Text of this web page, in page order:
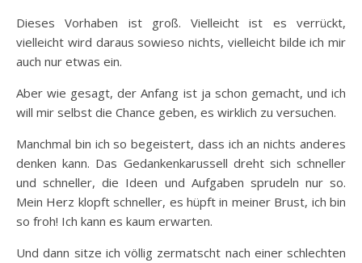
Dieses Vorhaben ist groß. Vielleicht ist es verrückt,
vielleicht wird daraus sowieso nichts, vielleicht bilde ich mir
auch nur etwas ein.
Aber wie gesagt, der Anfang ist ja schon gemacht, und ich
will mir selbst die Chance geben, es wirklich zu versuchen.
Manchmal bin ich so begeistert, dass ich an nichts anderes
denken kann. Das Gedankenkarussell dreht sich schneller
und schneller, die Ideen und Aufgaben sprudeln nur so.
Mein Herz klopft schneller, es hüpft in meiner Brust, ich bin
so froh! Ich kann es kaum erwarten.
Und dann sitze ich völlig zermatscht nach einer schlechten